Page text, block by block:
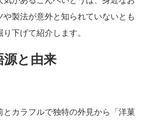
製法が意外と知られていないとも
下げて紹介します。
と由来
とカラフルで独特の外見から「洋菓